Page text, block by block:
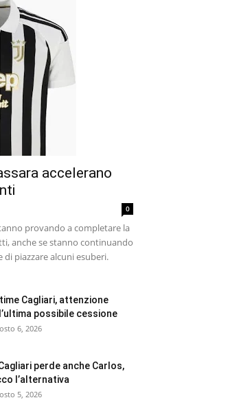
accelerano
0
provando a completare la
anche se stanno continuando
di piazzare alcuni esuberi.
Cagliari, attenzione
possibile cessione
6, 2026
Cagliari perde anche Carlos,
l’alternativa
5, 2026